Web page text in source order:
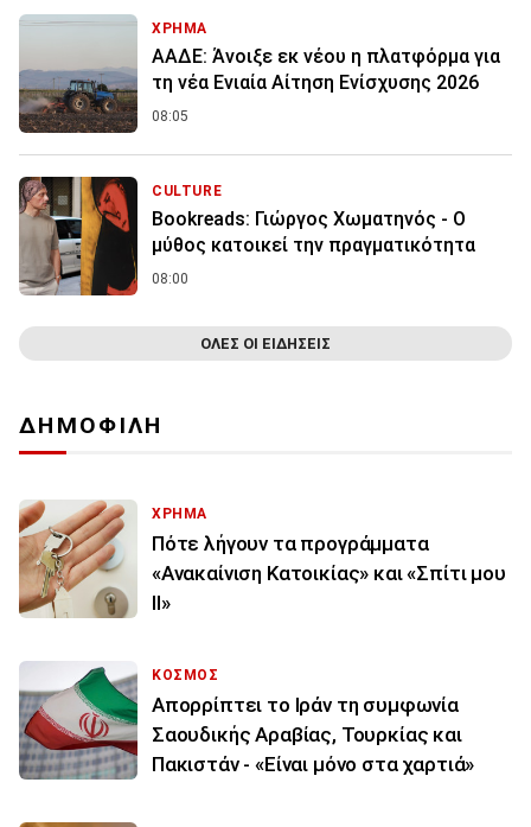
ΧΡΗΜΑ
ΑΑΔΕ: Άνοιξε εκ νέου η πλατφόρμα για
τη νέα Ενιαία Αίτηση Ενίσχυσης 2026
08:05
CULTURE
Bookreads: Γιώργος Χωματηνός - Ο
μύθος κατοικεί την πραγματικότητα
08:00
ΟΛΕΣ ΟΙ ΕΙΔΗΣΕΙΣ
ΔΗΜΟΦΙΛΗ
ΧΡΗΜΑ
Πότε λήγουν τα προγράμματα
«Ανακαίνιση Κατοικίας» και «Σπίτι μου
ΙΙ»
ΚΟΣΜΟΣ
Απορρίπτει το Ιράν τη συμφωνία
Σαουδικής Αραβίας, Τουρκίας και
Πακιστάν - «Είναι μόνο στα χαρτιά»